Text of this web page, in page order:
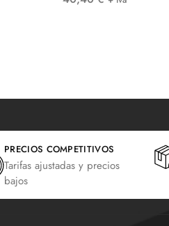
PRECIOS COMPETITIVOS
Tarifas ajustadas y precios
bajos